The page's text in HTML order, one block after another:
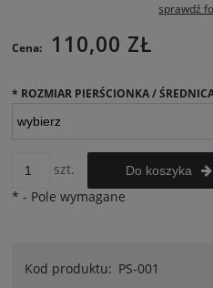
płatności
sprawdź
Cena: 110,00 ZŁ
* ROZMIAR PIERŚCIONKA /
szt. Do koszyka
* - Pole wymagane
Kod produktu: PS-001